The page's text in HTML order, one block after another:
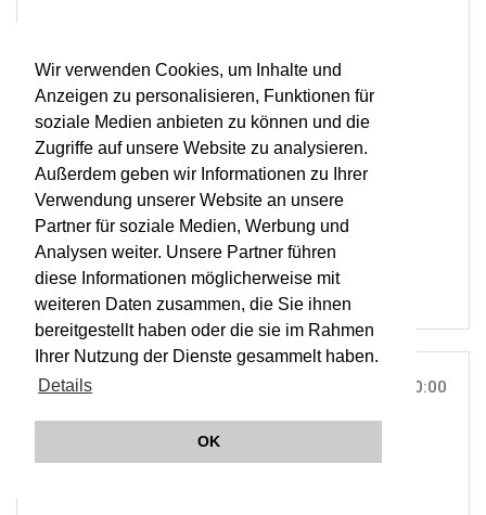
Wir verwenden Cookies, um Inhalte und
Anzeigen zu personalisieren, Funktionen für
soziale Medien anbieten zu können und die
Zugriffe auf unsere Website zu analysieren.
Außerdem geben wir Informationen zu Ihrer
Verwendung unserer Website an unsere
Partner für soziale Medien, Werbung und
Analysen weiter. Unsere Partner führen
diese Informationen möglicherweise mit
weiteren Daten zusammen, die Sie ihnen
bereitgestellt haben oder die sie im Rahmen
Ihrer Nutzung der Dienste gesammelt haben.
Details
OK
LISZT & BRUCKNER
TICKETS
ORCHESTER WIENER AKADEMIE
MARTIN HASELBÖCK
KIRCH'KLANG FESTIVAL SALZKAMMERGUT
SAT, 22. JUN 2024 10:00
GEMEINDEAMT, MONDSEE |
Ö1 Klassik Treffpunkt live aus Mondsee